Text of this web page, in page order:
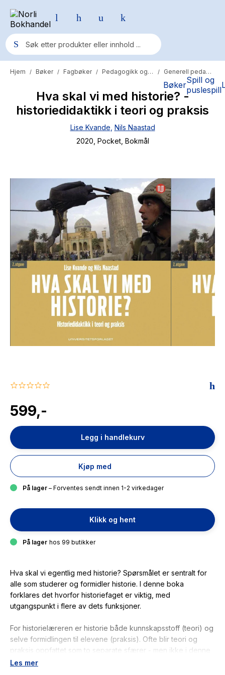
BøkerSpill og
puslespill
Populære søk
Pokemon
One piece
Fury Bound - Sable Sorensen
Hypopressiv trening
The Housemaid
Hjem / Bøker / Fagbøker / Pedagogikk og psykologi / Generell pedagogikk
Hva skal vi med historie? -
historiedidaktikk i teori og praksis
Lise Kvande Nils Naastad
2020 , Pocket, Bokmål
0.0
rating
599,-
Legg i handlekurv
Kjøp med
På lager – Forventes sendt innen 1-2 virkedager
Klikk og hent
På lager hos 99 butikker
Hva skal vi egentlig med historie? Spørsmålet er sentralt for
alle som studerer og formidler historie. I denne boka
forklares det hvorfor historiefaget er viktig, med
utgangspunkt i flere av dets funksjoner.
For historielæreren er historie både kunnskapsstoff (teori) og
selve formidlingen til elevene (praksis). Ofte blir teori og
praksis oppfattet som to separate sfærer - men ikke i denne
læreboka. Her gis faglig velfunderte råd til relevant og
Les mer